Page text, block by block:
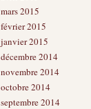
mars 2015
février 2015
janvier 2015
décembre 2014
novembre 2014
octobre 2014
septembre 2014